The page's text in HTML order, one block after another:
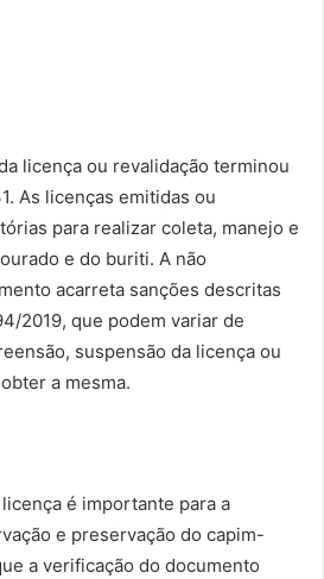
licença ou revalidação terminou
As licenças emitidas ou
para realizar coleta, manejo e
e do buriti. A não
acarreta sanções descritas
2019, que podem variar de
suspensão da licença ou
a mesma.
é importante para a
e preservação do capim-
a verificação do documento